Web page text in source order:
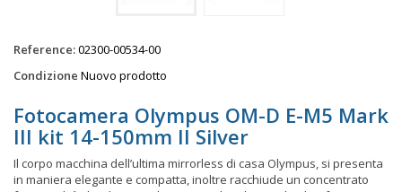
Reference:02300-00534-00
Condizione Nuovo prodotto
Fotocamera Olympus OM-D E-M5 Mark
III kit 14-150mm II Silver
Il corpo macchina dell’ultima mirrorless di casa Olympus, si presenta
in maniera elegante e compatta, inoltre racchiude un concentrato